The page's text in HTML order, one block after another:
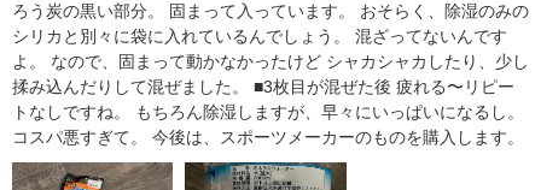
ろう炭の黒い部分。 固まって入っています。 おそらく、除湿のみの
シリカと別々に袋に入れているんでしょう。 混ざってないんです
よ。 なので、固まって動かなかったけど シャカシャカしたり、少し
揉み込んだりして混ぜました。 ■3枚目が混ぜた後 疲れる〜リピー
トなしですね。 もちろん除湿しますが、早々にいっぱいになるし。
コスパ悪すぎて。 今後は、スポーツメーカーのものを購入します。